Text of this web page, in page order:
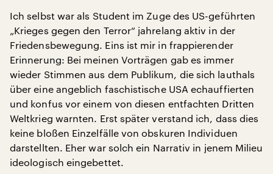
Ich selbst war als Student im Zuge des US-geführten
„Krieges gegen den Terror“ jahrelang aktiv in der
Friedensbewegung. Eins ist mir in frappierender
Erinnerung: Bei meinen Vorträgen gab es immer
wieder Stimmen aus dem Publikum, die sich lauthals
über eine angeblich faschistische USA echauffierten
und konfus vor einem von diesen entfachten Dritten
Weltkrieg warnten. Erst später verstand ich, dass dies
keine bloßen Einzelfälle von obskuren Individuen
darstellten. Eher war solch ein Narrativ in jenem Milieu
ideologisch eingebettet.